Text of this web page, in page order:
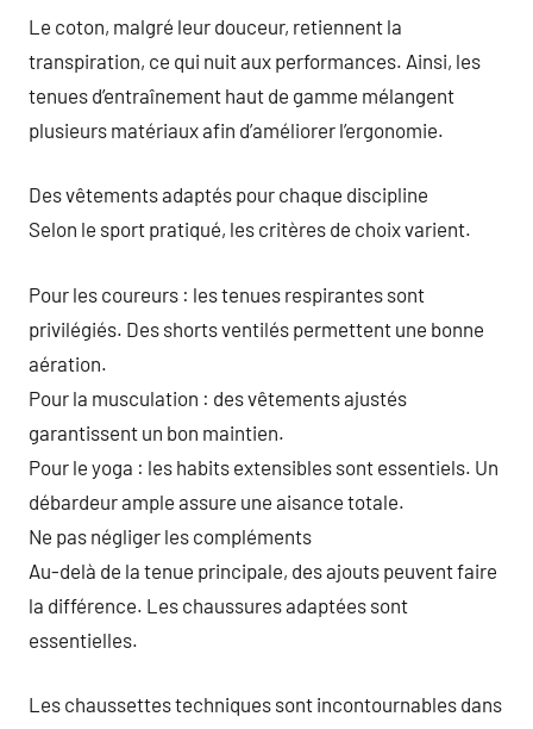
Le coton, malgré leur douceur, retiennent la
transpiration, ce qui nuit aux performances. Ainsi, les
tenues d’entraînement haut de gamme mélangent
plusieurs matériaux afin d’améliorer l’ergonomie.
Des vêtements adaptés pour chaque discipline
Selon le sport pratiqué, les critères de choix varient.
Pour les coureurs : les tenues respirantes sont
privilégiés. Des shorts ventilés permettent une bonne
aération.
Pour la musculation : des vêtements ajustés
garantissent un bon maintien.
Pour le yoga : les habits extensibles sont essentiels. Un
débardeur ample assure une aisance totale.
Ne pas négliger les compléments
Au-delà de la tenue principale, des ajouts peuvent faire
la différence. Les chaussures adaptées sont
essentielles.
Les chaussettes techniques sont incontournables dans